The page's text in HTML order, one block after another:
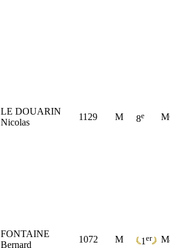
LE DOUARIN
Nicolas
1129 M 8e
FONTAINE
Bernard
1072 M 1 er